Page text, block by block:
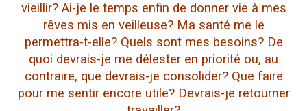
vieillir? Ai-je le temps enfin de donner vie à mes
rêves mis en veilleuse? Ma santé me le
permettra-t-elle? Quels sont mes besoins? De
quoi devrais-je me délester en priorité ou, au
contraire, que devrais-je consolider? Que faire
pour me sentir encore utile? Devrais-je retourner